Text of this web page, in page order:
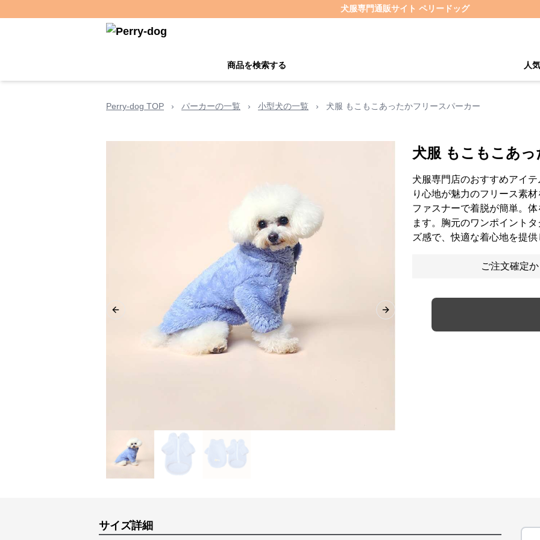
犬服専門通販サイト ペリードッグ
商品を検索する 人
Perry-dog TOP › パーカーの一覧 › 小型犬の一覧 › 犬服 もこもこあったかフリースパーカー
Previous slide Next slide
犬服 もこもこあ
犬服専門店のおすすめアイ
り心地が魅力のフリース素
ファスナーで着脱が簡単。
ます。胸元のワンポイント
ズ感で、快適な着心地を提
ご注文確定
サイズ詳細